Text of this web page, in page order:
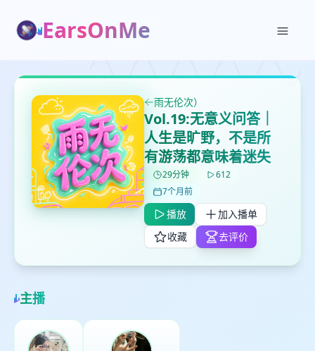
EarsOnMe
雨无伦次）
Vol.19:无意义问答｜
人生是旷野，不是所
有游荡都意味着迷失
29分钟
612
7个月前
播放
加入播单
收藏
去评价
主播
✕
打分
鼠标下留人
✕
删除确认
取消 确认删除
✕
创建